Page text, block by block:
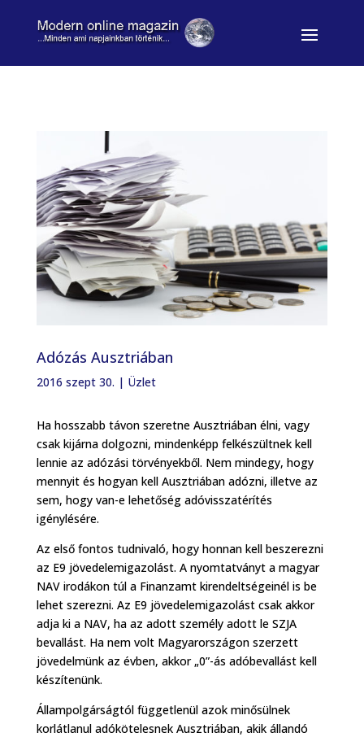
Adózás Ausztriában
2016 szept 30. | Üzlet
Ha hosszabb távon szeretne Ausztriában élni, vagy
csak kijárna dolgozni, mindenképp felkészültnek kell
lennie az adózási törvényekből. Nem mindegy, hogy
mennyit és hogyan kell Ausztriában adózni, illetve az
sem, hogy van-e lehetőség adóvisszatérítés
igénylésére.
Az első fontos tudnivaló, hogy honnan kell beszerezni
az E9 jövedelemigazolást. A nyomtatványt a magyar
NAV irodákon túl a Finanzamt kirendeltségeinél is be
lehet szerezni. Az E9 jövedelemigazolást csak akkor
adja ki a NAV, ha az adott személy adott le SZJA
bevallást. Ha nem volt Magyarországon szerzett
jövedelmünk az évben, akkor „0”-ás adóbevallást kell
készítenünk.
Állampolgárságtól függetlenül azok minősülnek
korlátlanul adókötelesnek Ausztriában, akik állandó